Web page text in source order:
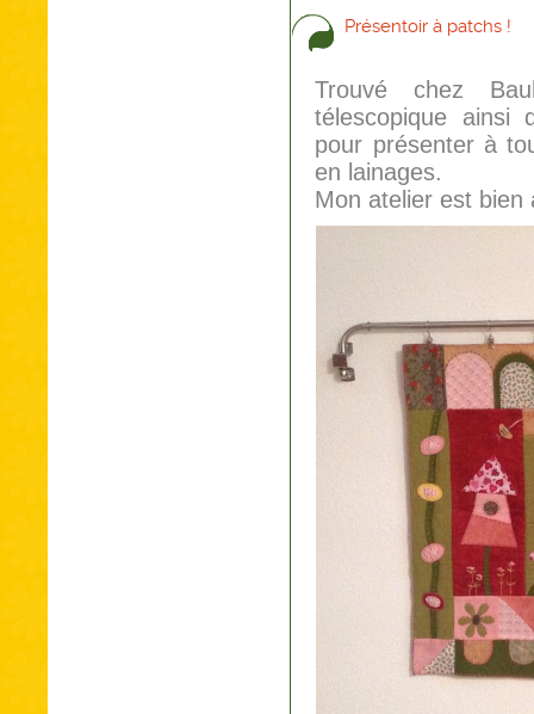
Présentoir à patchs !
Trouvé chez
télescopique ainsi
pour présenter à
en lainages.
Mon atelier est